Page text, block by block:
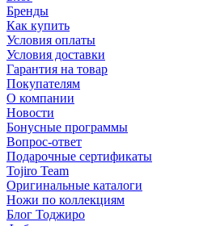
Бренды
Как купить
Условия оплаты
Условия доставки
Гарантия на товар
Покупателям
О компании
Новости
Бонусные программы
Вопрос-ответ
Подарочные сертификаты
Tojiro Team
Оригинальные каталоги
Ножи по коллекциям
Блог Тоджиро